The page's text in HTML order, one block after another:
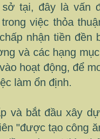
tại, đây là vấn
việc thỏa
nhận tiền đền
và các hạng
hoạt động, để
làm ổn định.
và bắt đầu xây
"được tạo công